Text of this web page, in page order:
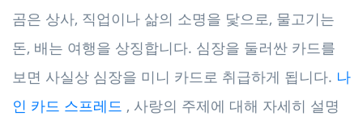
곰은 상사, 직업이나 삶의 소명을 닻으로, 물고기는
돈, 배는 여행을 상징합니다. 심장을 둘러싼 카드를
보면 사실상 심장을 미니 카드로 취급하게 됩니다. 나
인 카드 스프레드 , 사랑의 주제에 대해 자세히 설명